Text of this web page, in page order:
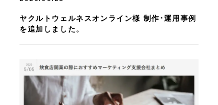
ヤクルトウェルネスオンライン様 制作･運用事例
を追加しました。